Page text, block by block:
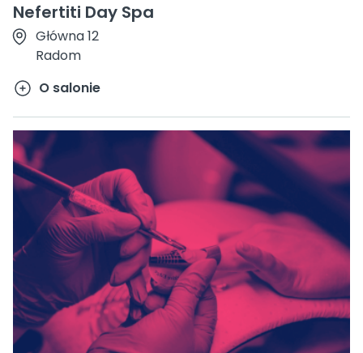
Nefertiti Day Spa
Główna 12
Radom
O salonie